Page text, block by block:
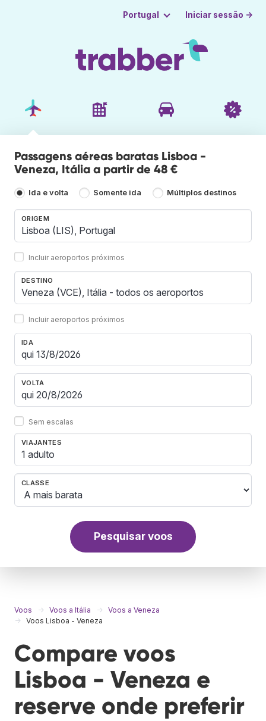
Portugal Iniciar sessão →
Passagens aéreas baratas Lisboa -
Veneza, Itália a partir de 48 €
Ida e volta Somente ida Múltiplos destinos
ORIGEM
Incluir aeroportos próximos
DESTINO
Incluir aeroportos próximos
IDA
VOLTA
Sem escalas
VIAJANTES
1 adulto
CLASSE
Pesquisar voos
Voos Voos a Itália
Voos a Veneza
Voos Lisboa - Veneza
Compare voos
Lisboa - Veneza e
reserve onde preferir